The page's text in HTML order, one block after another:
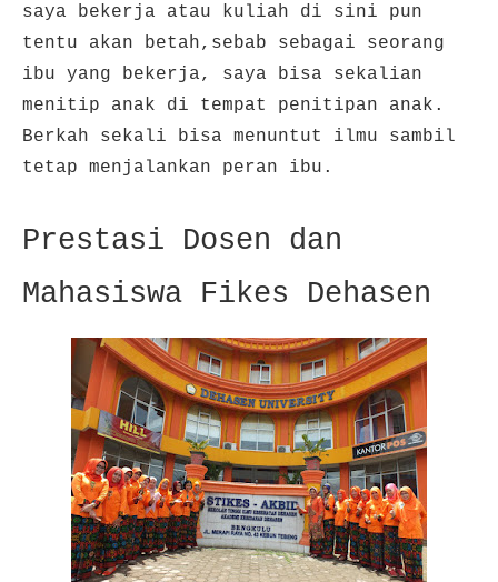
saya bekerja atau kuliah di sini pun
tentu akan betah,sebab sebagai seorang
ibu yang bekerja, saya bisa sekalian
menitip anak di tempat penitipan anak.
Berkah sekali bisa menuntut ilmu sambil
tetap menjalankan peran ibu.
Prestasi Dosen dan
Mahasiswa Fikes Dehasen